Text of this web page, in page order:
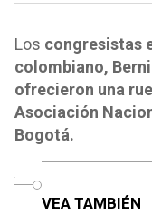
Los congresistas
colombiano,
ofrecieron una
Asociación
Bogotá.
VEA TAMBIÉN